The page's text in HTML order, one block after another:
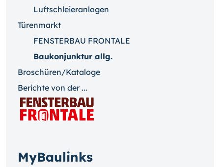
Luftschleieranlagen
Türenmarkt
FENSTERBAU FRONTALE
Baukonjunktur allg.
Broschüren/Kataloge
Berichte von der ...
MyBaulinks